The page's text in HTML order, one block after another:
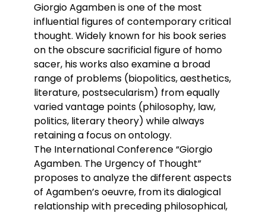
Giorgio Agamben is one of the most
influential figures of contemporary critical
thought. Widely known for his book series
on the obscure sacrificial figure of homo
sacer, his works also examine a broad
range of problems (biopolitics, aesthetics,
literature, postsecularism) from equally
varied vantage points (philosophy, law,
politics, literary theory) while always
retaining a focus on ontology.
The International Conference “Giorgio
Agamben. The Urgency of Thought”
proposes to analyze the different aspects
of Agamben’s oeuvre, from its dialogical
relationship with preceding philosophical,